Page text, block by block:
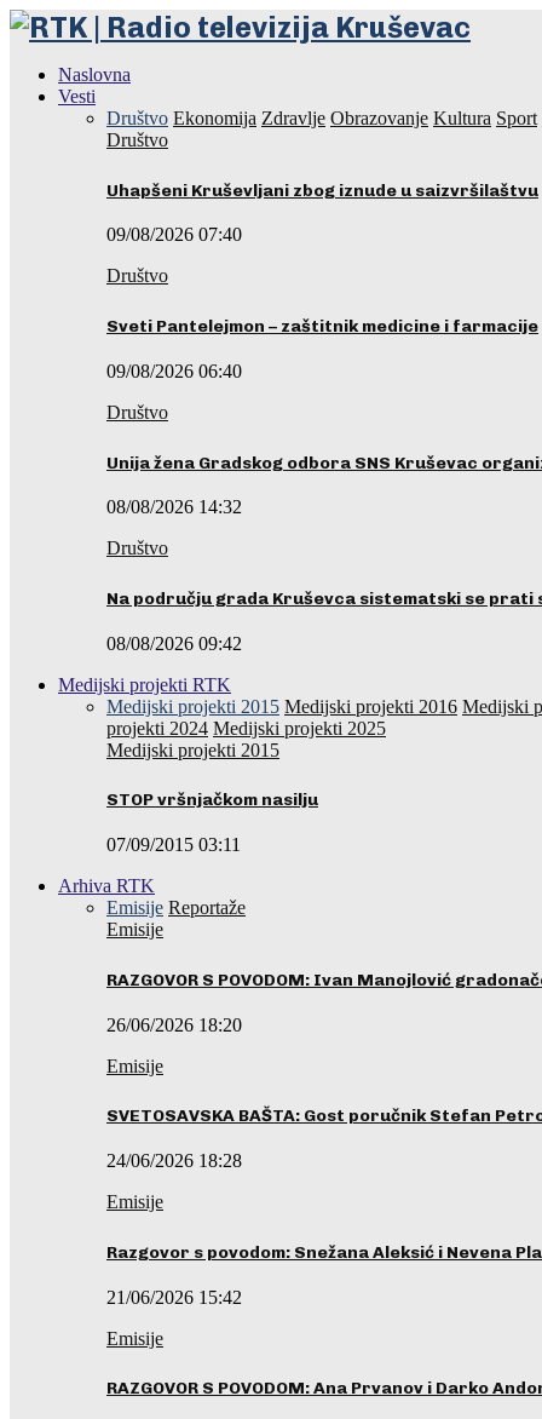
Naslovna
Vesti
Društvo Ekonomija Zdravlje Obrazovanje Kultura Sport
Društvo
Uhapšeni Kruševljani zbog iznude u saizvršilaštvu
09/08/2026 07:40
Društvo
Sveti Pantelejmon – zaštitnik medicine i farmacije
09/08/2026 06:40
Društvo
Unija žena Gradskog odbora SNS Kruševac
08/08/2026 14:32
Društvo
Na području grada Kruševca sistematski se
08/08/2026 09:42
Medijski projekti RTK
Medijski projekti 2015 Medijski projekti 2016 Medijski
projekti 2024 Medijski projekti 2025
Medijski projekti 2015
STOP vršnjačkom nasilju
07/09/2015 03:11
Arhiva RTK
Emisije Reportaže
Emisije
RAZGOVOR S POVODOM: Ivan Manojlović
26/06/2026 18:20
Emisije
SVETOSAVSKA BAŠTA: Gost poručnik Stefan
24/06/2026 18:28
Emisije
Razgovor s povodom: Snežana Aleksić i Nevena
21/06/2026 15:42
Emisije
RAZGOVOR S POVODOM: Ana Prvanov i Darko